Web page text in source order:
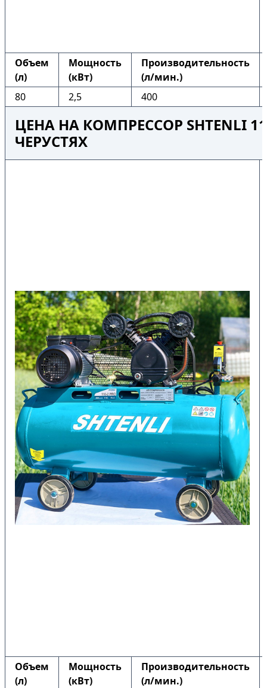
Объем
(л)
Мощность
(кВт)
Производительность
(л/мин.)
80
2,5 400
ЦЕНА НА КОМПРЕССОР SHTENLI
ЧЕРУСТЯХ
Объем
(л)
Мощность
(кВт)
Производительность
(л/мин.)